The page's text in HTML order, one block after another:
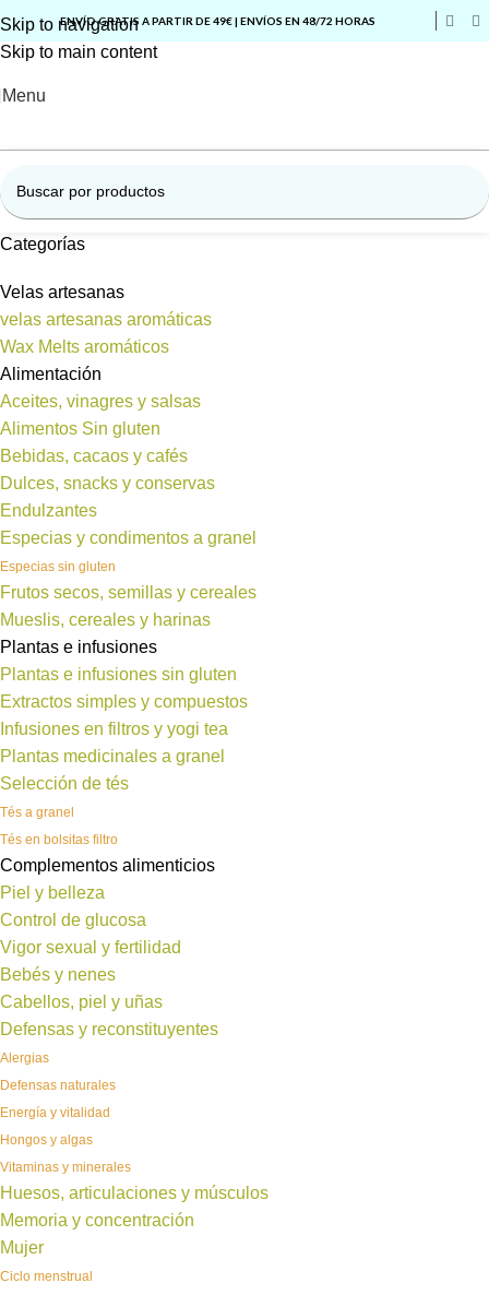
Skip to navigation
Skip to main content
ENVÍO GRATIS A PARTIR DE 49€ | ENVÍOS EN 48/72 HORAS
Menu
Categorías
Velas artesanas
velas artesanas aromáticas
Wax Melts aromáticos
Alimentación
Aceites, vinagres y salsas
Alimentos Sin gluten
Bebidas, cacaos y cafés
Dulces, snacks y conservas
Endulzantes
Especias y condimentos a granel
Especias sin gluten
Frutos secos, semillas y cereales
Mueslis, cereales y harinas
Plantas e infusiones
Plantas e infusiones sin gluten
Extractos simples y compuestos
Infusiones en filtros y yogi tea
Plantas medicinales a granel
Selección de tés
Tés a granel
Tés en bolsitas filtro
Complementos alimenticios
Piel y belleza
Control de glucosa
Vigor sexual y fertilidad
Bebés y nenes
Cabellos, piel y uñas
Defensas y reconstituyentes
Alergias
Defensas naturales
Energía y vitalidad
Hongos y algas
Vitaminas y minerales
Huesos, articulaciones y músculos
Memoria y concentración
Mujer
Ciclo menstrual